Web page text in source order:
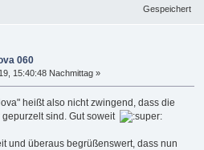
Gespeichert
060
15:40:48 Nachmittag »
heißt also nicht zwingend, dass die
sind. Gut soweit
und überaus begrüßenswert, dass nun